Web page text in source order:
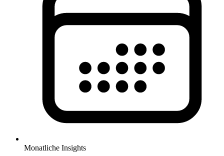
Monatliche Insights